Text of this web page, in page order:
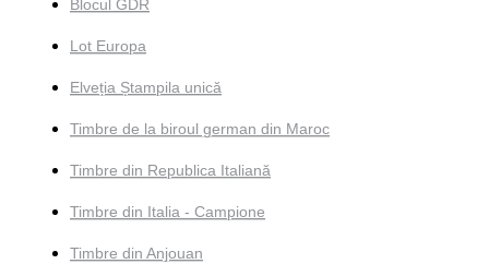
Blocul GDR
Lot Europa
Elveția Ștampila unică
Timbre de la biroul german din Maroc
Timbre din Republica Italiană
Timbre din Italia - Campione
Timbre din Anjouan